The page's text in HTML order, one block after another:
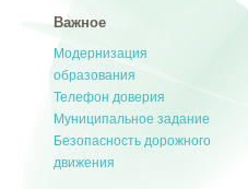
Важное
Модернизация
образования
Телефон доверия
Муниципальное задание
Безопасность дорожного
движения